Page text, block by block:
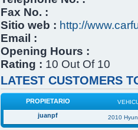
Fax No. :
Sitio web : http://
Email :
Opening Hours :
Rating : 10 Out Of 10
LATEST CUSTOMERS
PROPIETARIO
juanpf 2010